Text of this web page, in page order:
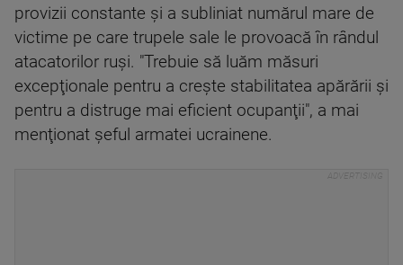
provizii constante şi a subliniat numărul mare de
victime pe care trupele sale le provoacă în rândul
atacatorilor ruşi. "Trebuie să luăm măsuri
excepţionale pentru a creşte stabilitatea apărării şi
pentru a distruge mai eficient ocupanţii", a mai
menţionat şeful armatei ucrainene.